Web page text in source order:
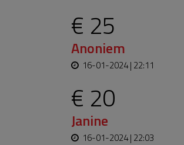
€ 25
Anoniem
16-01-2024 | 22:11
€ 20
Janine
16-01-2024 | 22:03